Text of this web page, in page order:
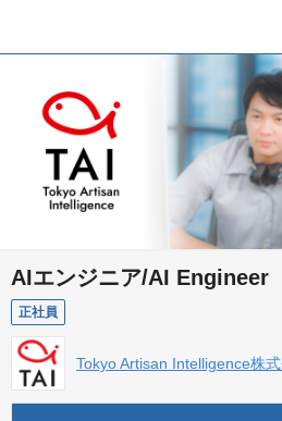
AIエンジニア/AI Engineer
正社員
Tokyo Artisan Intelligence株